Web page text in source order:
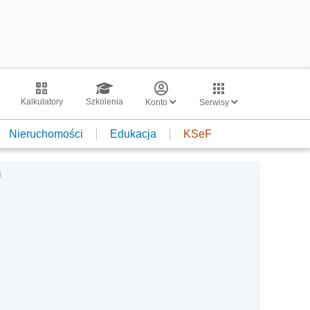
Kalkulatory Szkolenia Konto Serwisy
Nieruchomości Edukacja KSeF